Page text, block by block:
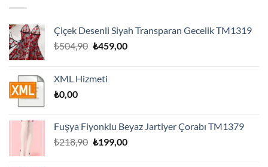
Çiçek Desenli Siyah Transparan Gecelik TM1319
₺504,90 Orijinal
₺459,00Şu
XML Hizmeti
₺0,00
Fuşya Fiyonklu Beyaz Jartiyer Çorabı TM1379
₺218,90 Orijinal
₺199,00Şu